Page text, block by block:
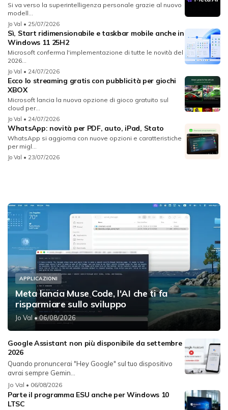
Si va verso la superintelligenza personale grazie al nuovo
modell...
Jo Val • 25/07/2026
Sì, Start ridimensionabile e taskbar mobile anche in
Windows 11 25H2
Microsoft conferma l'implementazione di tutte le novità del
2026...
Jo Val • 24/07/2026
Ecco lo streaming gratis con pubblicità per giochi
XBOX
Microsoft lancia la nuova opzione di gioco gratuito sul
cloud per...
Jo Val • 24/07/2026
WhatsApp: novità per PDF, auto, iPad, Stato
WhatsApp si aggiorna con nuove opzioni e caratteristiche
per migl...
Jo Val • 23/07/2026
APPLICAZIONI
Meta lancia Muse Code, l'AI che ti fa
risparmiare sullo sviluppo
Jo Val • 06/08/2026
Google Assistant non più disponibile da settembre
2026
Quando pronuncerai "Hey Google" sul tuo dispositivo
avrai sempre Gemin...
Jo Val • 06/08/2026
Parte il programma ESU anche per Windows 10
LTSC